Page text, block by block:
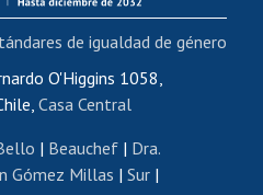
del personal
interna
de renta
renta honorarios
blancas
O'Higgins 1058,
Casa Central
| Beauchef| Dra.
Gómez Millas | Sur |
de igualdad de género